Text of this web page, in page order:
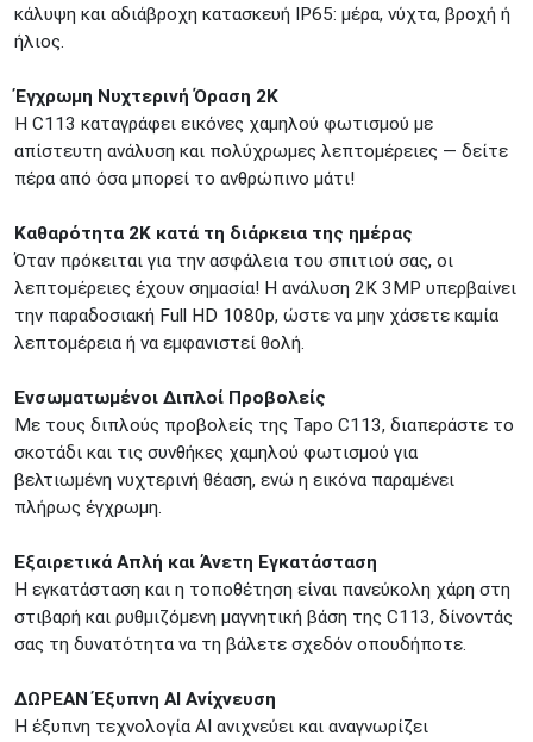
ΓΛΥΦΑΔΑ
A. Παπανδρέου 4
ΘΕΣΣΑΛΟΝΙΚΗ
Πολυτεχνείου
Προσοχή!
Η Διαθεσιμότητα μεταβάλλεται συνεχώς
κάλυψη και αδιάβροχη κατασκευή IP65: μέρα, νύχτα, βροχή ή
ήλιος.
Έγχρωμη Νυχτερινή Όραση 2K
Η C113 καταγράφει εικόνες χαμηλού φωτισμού με
απίστευτη ανάλυση και πολύχρωμες λεπτομέρειες — δείτε
πέρα από όσα μπορεί το ανθρώπινο μάτι!
Καθαρότητα 2K κατά τη διάρκεια της ημέρας
Όταν πρόκειται για την ασφάλεια του σπιτιού σας, οι
λεπτομέρειες έχουν σημασία! Η ανάλυση 2K 3MP υπερβαίνει
την παραδοσιακή Full HD 1080p, ώστε να μην χάσετε καμία
λεπτομέρεια ή να εμφανιστεί θολή.
Ενσωματωμένοι Διπλοί Προβολείς
Με τους διπλούς προβολείς της Tapo C113, διαπεράστε το
σκοτάδι και τις συνθήκες χαμηλού φωτισμού για
βελτιωμένη νυχτερινή θέαση, ενώ η εικόνα παραμένει
πλήρως έγχρωμη.
Εξαιρετικά Απλή και Άνετη Εγκατάσταση
Η εγκατάσταση και η τοποθέτηση είναι πανεύκολη χάρη στη
στιβαρή και ρυθμιζόμενη μαγνητική βάση της C113, δίνοντάς
σας τη δυνατότητα να τη βάλετε σχεδόν οπουδήποτε.
ΔΩΡΕΑΝ Έξυπνη AI Ανίχνευση
Η έξυπνη τεχνολογία AI ανιχνεύει και αναγνωρίζει